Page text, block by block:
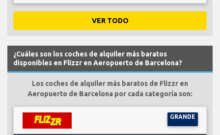
VER TODO
¿Cuáles son los coches de alquiler más baratos
disponibles en Flizzr en Aeropuerto de Barcelona?
Los coches de alquiler más baratos de Flizzr en
Aeropuerto de Barcelona por cada categoría son:
GRANDE